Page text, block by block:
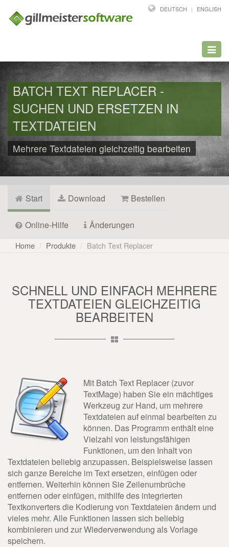
DEUTSCH ENGLISH
BATCH TEXT REPLACER -
SUCHEN UND ERSETZEN IN
TEXTDATEIEN
Mehrere Textdateien gleichzeitig bearbeiten
Start Download Bestellen
Online-Hilfe Änderungen
Home Produkte Batch Text Replacer
SCHNELL UND EINFACH MEHRERE
TEXTDATEIEN GLEICHZEITIG
BEARBEITEN
Mit Batch Text Replacer (zuvor
TextMage) haben Sie ein mächtiges
Werkzeug zur Hand, um mehrere
Textdateien auf einmal bearbeiten zu
können. Das Programm enthält eine
Vielzahl von leistungsfähigen
Funktionen, um den Inhalt von
Textdateien beliebig anzupassen. Beispielsweise lassen
sich ganze Bereiche im Text ersetzen, einfügen oder
entfernen. Weiterhin können Sie Zeilenumbrüche
entfernen oder einfügen, mithilfe des integrierten
Textkonverters die Kodierung von Textdateien ändern und
vieles mehr. Alle Funktionen lassen sich beliebig
kombinieren und zur Wiederverwendung als Vorlage
speichern.